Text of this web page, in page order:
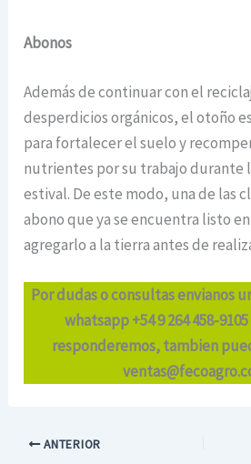
Abonos
Además de continuar con el
desperdicios orgánicos, el otoño
para fortalecer el suelo y
nutrientes por su trabajo durante
estival. De este modo, una de las
abono que ya se encuentra listo
agregarlo a la tierra antes de
Por dudas o consultas envianos
whatsapp +54 9 264 458-
responderemos, tambien
ANTERIOR